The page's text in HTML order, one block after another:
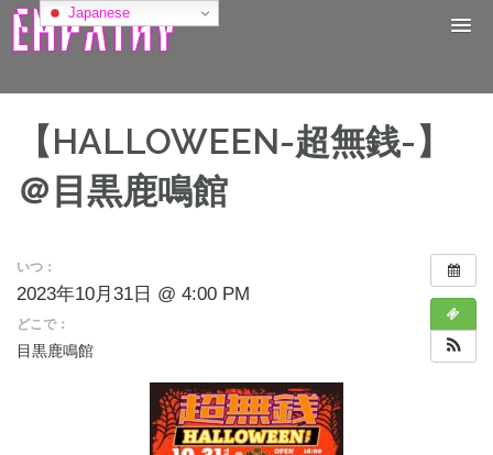
コ
テ
ツ
【HALLOWEEN-超無銭-】
＠目黒鹿鳴館
いつ：
2023年10月31日 @ 4:00 PM
どこで：
目黒鹿鳴館
Japanese